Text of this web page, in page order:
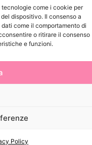
come i cookie per
dispositivo. Il consenso a
come il comportamento di
o ritirare il consenso
e funzioni.
Policy
| Made with byJenny